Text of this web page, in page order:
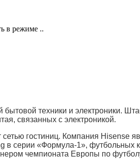
в режиме ..
техники и электроники.
связанных с электроникой.
гостиниц. Компания Hisense
серии «Формула-1», футбольных
чемпионата Европы по